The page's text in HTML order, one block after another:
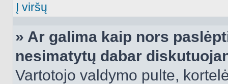
Į viršų
» Ar galima kaip nors
nesimatytų dabar
Vartotojo valdymo pulte,